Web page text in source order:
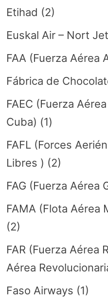
Etihad (2)
Euskal Air – Nort Jet
FAA (Fuerza Aérea
Fábrica de
FAEC (Fuerza
Cuba) (1)
FAFL (Forces
Libres ) (2)
FAG (Fuerza Aérea
FAMA (Flota Aérea
(2)
FAR (Fuerza Aérea
Aérea
Faso Airways (1)